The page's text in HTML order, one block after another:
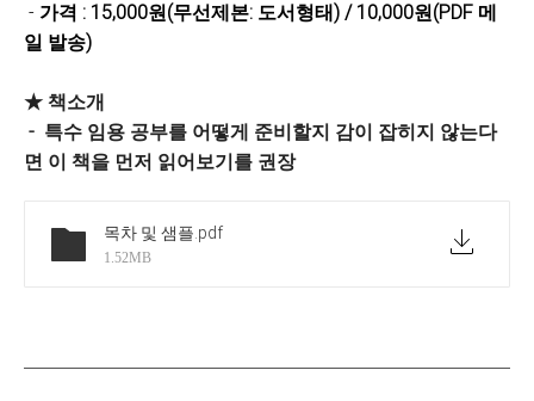
- 가격 : 15,000원(무선제본: 도서형태) / 10,000원(PDF 메
일 발송)
★ 책소개
- 특수 임용 공부를 어떻게 준비할지 감이 잡히지 않는다
면 이 책을 먼저 읽어보기를 권장
목차 및 샘플 .pdf
1.52MB